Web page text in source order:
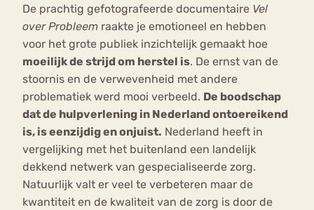
De prachtig gefotografeerde documentaire Vel
over Probleem raakte je emotioneel en hebben
voor het grote publiek inzichtelijk gemaakt hoe
moeilijk de strijd om herstel is. De ernst van de
stoornis en de verwevenheid met andere
problematiek werd mooi verbeeld. De boodschap
dat de hulpverlening in Nederland ontoereikend
is, is eenzijdig en onjuist. Nederland heeft in
vergelijking met het buitenland een landelijk
dekkend netwerk van gespecialiseerde zorg.
Natuurlijk valt er veel te verbeteren maar de
kwantiteit en de kwaliteit van de zorg is door de